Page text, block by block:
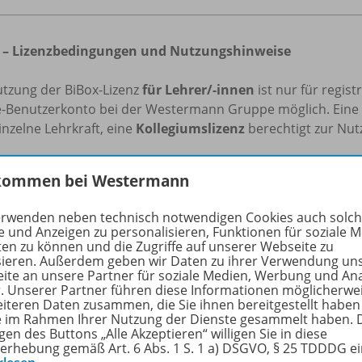
– Lizenzbedingungen und Nutzungshinweise
der BiBox-Lizenzfür Lehrer/-innen ist nur für
Benutzerkonto bei der Westermann Gruppe möglich. Eine
Lehrkraft, eine Kollegiumslizenz berechtigt zur
gilt für unbestimmte Zeit, solange die BiBox
die Lizenz1 Schuljahrgilt: Beim Kauf ab 01.05. endet
Beim Kauf bis zum 30.04. endet die
der in BiBox enthaltenen Materialien ist für den
Veränderungen durch Dritte übernimmt der Verlag
Sie zur Nutzung des Kopier- und Snipping-Tools
die digitalen Inhalte im Umfang von 15 % mithilfe des
und zur Darstellung des Unterrichts pro
bei Westermann
neben technisch notwendigen Cookies auch
und Anzeigen zu personalisieren, Funktionen für soziale
zu können und die Zugriffe auf unserer Webseite zu
Außerdem geben wir Daten zu ihrer Verwendung
an unsere Partner für soziale Medien, Werbung und
Unserer Partner führen diese Informationen
Daten zusammen, die Sie ihnen bereitgestellt
im Rahmen Ihrer Nutzung der Dienste gesammelt haben.
des Buttons „Alle Akzeptieren“ willigen Sie in diese
gemäß Art. 6 Abs. 1 S. 1 a) DSGVO, § 25 TDDDG